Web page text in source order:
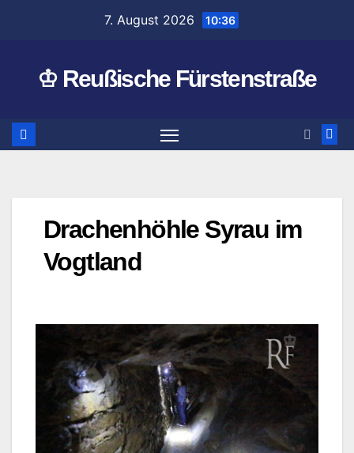
7. August 2026 10:36
♔ Reußische Fürstenstraße
Drachenhöhle Syrau im
Vogtland